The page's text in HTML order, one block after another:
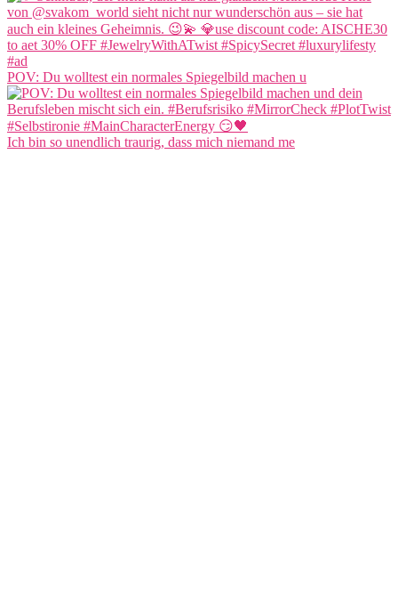
POV: Du wolltest ein normales Spiegelbild machen u
Ich bin so unendlich traurig, dass mich niemand me